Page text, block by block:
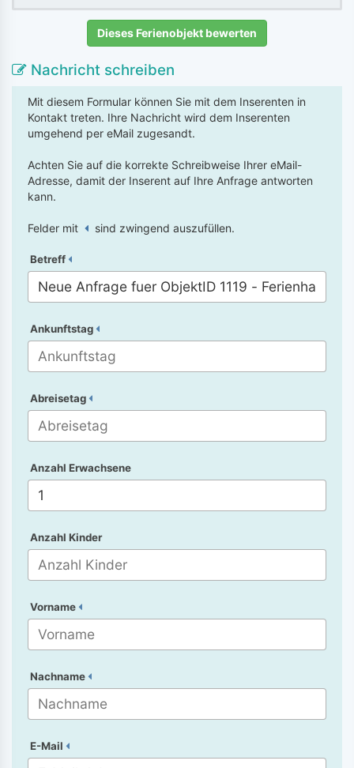
Dieses Ferienobjekt bewerten
Nachricht schreiben
Mit diesem Formular können Sie mit dem Inserenten in
Kontakt treten. Ihre Nachricht wird dem Inserenten
umgehend per eMail zugesandt.
Achten Sie auf die korrekte Schreibweise Ihrer eMail-
Adresse, damit der Inserent auf Ihre Anfrage antworten
kann.
Felder mit sind zwingend auszufüllen.
Betreff
Ankunftstag
Abreisetag
Anzahl Erwachsene
Anzahl Kinder
Vorname
Nachname
E-Mail